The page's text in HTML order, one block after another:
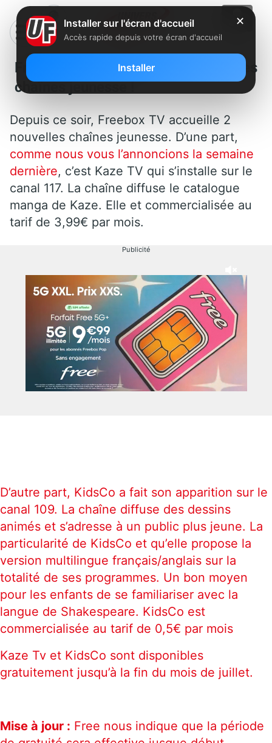
Freebox TV : Arrivée de 2 nouvelles
chaînes jeunesse !
Depuis ce soir, Freebox TV accueille 2
nouvelles chaînes jeunesse. D’une part,
comme nous vous l’annoncions la semaine
dernière, c’est Kaze TV qui s’installe sur le
canal 117. La chaîne diffuse le catalogue
manga de Kaze. Elle et commercialisée au
tarif de 3,99€ par mois.
Publicité
D’autre part, KidsCo a fait son apparition sur le
canal 109. La chaîne diffuse des dessins
animés et s’adresse à un public plus jeune. La
particularité de KidsCo et qu’elle propose la
version multilingue français/anglais sur la
totalité de ses programmes. Un bon moyen
pour les enfants de se familiariser avec la
langue de Shakespeare. KidsCo est
commercialisée au tarif de 0,5€ par mois
Kaze Tv et KidsCo sont disponibles
gratuitement jusqu’à la fin du mois de juillet.
Mise à jour : Free nous indique que la période
✕
Installer sur l'écran d'accueil
Accès rapide depuis votre écran d'accueil
Installer